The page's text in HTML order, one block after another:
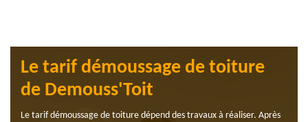
Le tarif démoussage de toiture
de Demouss'Toit
Le tarif démoussage de toiture dépend des travaux à réaliser. Après